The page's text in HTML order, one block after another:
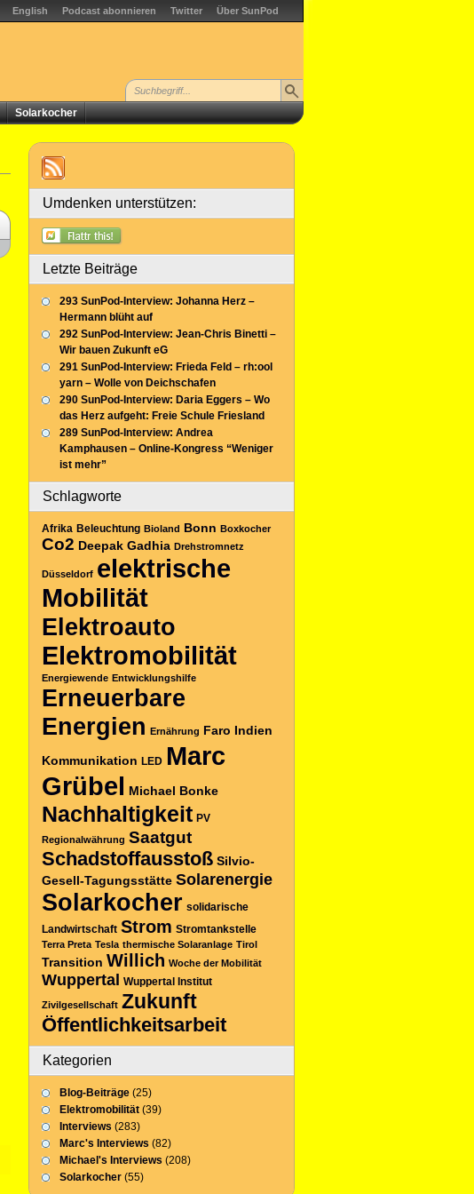
English Podcast abonnieren Twitter Über SunPod
Solarkocher
Umdenken unterstützen:
Letzte Beiträge
293 SunPod-Interview: Johanna Herz –
Hermann blüht auf
292 SunPod-Interview: Jean-Chris Binetti –
Wir bauen Zukunft eG
291 SunPod-Interview: Frieda Feld – rh:ool
yarn – Wolle von Deichschafen
290 SunPod-Interview: Daria Eggers – Wo
das Herz aufgeht: Freie Schule Friesland
289 SunPod-Interview: Andrea
Kamphausen – Online-Kongress “Weniger
ist mehr”
Schlagworte
Afrika Beleuchtung Bioland Bonn Boxkocher
Co2 Deepak Gadhia Drehstromnetz
Düsseldorf elektrische
Mobilität
Elektroauto
Elektromobilität
Energiewende Entwicklungshilfe
Erneuerbare
Energien Ernährung Faro Indien
Kommunikation LED Marc
Grübel Michael Bonke
Nachhaltigkeit PV
Regionalwährung Saatgut
Schadstoffausstoß Silvio-
Gesell-Tagungsstätte Solarenergie
Solarkocher solidarische
Landwirtschaft Strom Stromtankstelle
Terra Preta Tesla thermische Solaranlage Tirol
Transition Willich Woche der Mobilität
Wuppertal Wuppertal Institut
Zivilgesellschaft Zukunft
Öffentlichkeitsarbeit
Kategorien
Blog-Beiträge (25)
Elektromobilität (39)
Interviews (283)
Marc's Interviews (82)
Michael's Interviews (208)
Solarkocher (55)